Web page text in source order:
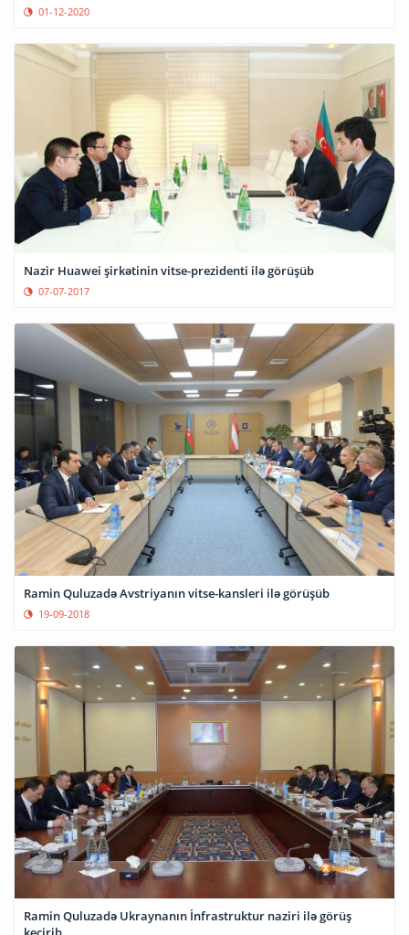
01-12-2020
Nazir Huawei şirkətinin vitse-prezidenti ilə görüşüb
07-07-2017
Ramin Quluzadə Avstriyanın vitse-kansleri ilə görüşüb
19-09-2018
Ramin Quluzadə Ukraynanın İnfrastruktur naziri ilə görüş